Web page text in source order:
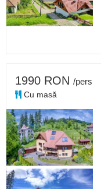
1990 RON /pers
Cu masă